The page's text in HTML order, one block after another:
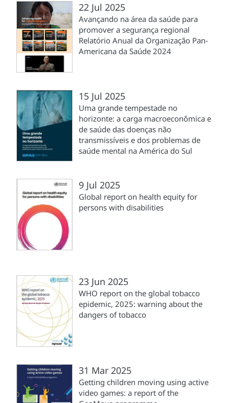
22 Jul 2025
Avançando na área da saúde para
promover a segurança regional
Relatório Anual da Organização Pan-
Americana da Saúde 2024
15 Jul 2025
Uma grande tempestade no
horizonte: a carga macroeconômica e
de saúde das doenças não
transmissíveis e dos problemas de
saúde mental na América do Sul
9 Jul 2025
Global report on health equity for
persons with disabilities
23 Jun 2025
WHO report on the global tobacco
epidemic, 2025: warning about the
dangers of tobacco
31 Mar 2025
Getting children moving using active
video games: a report of the